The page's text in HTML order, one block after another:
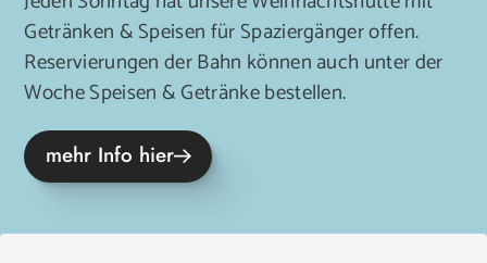
Getränken & Speisen für Spaziergänger offen.
Reservierungen der Bahn können auch unter der
Woche Speisen & Getränke bestellen.
mehr Info hier